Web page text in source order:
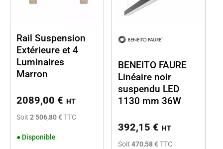
Rail Suspension
Extérieure et 4
Luminaires
Marron
2089,00 € HT
Soit 2 506,80 €TTC
● Disponible
BENEITO FAURE
Linéaire noir
suspendu LED
1130 mm 36W
392,15 € HT
Soit 470,58 €TTC